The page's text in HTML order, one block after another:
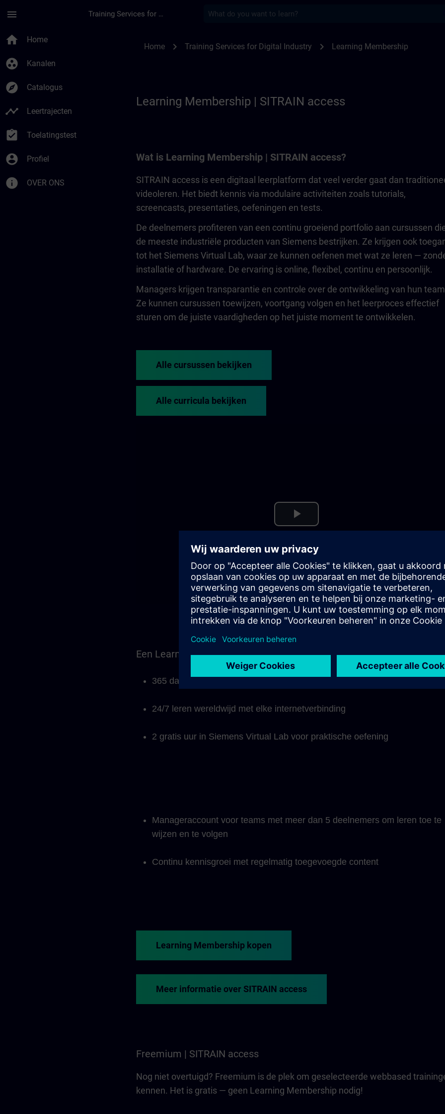
menu Training Services for Digital Industries
home Home
group_work Kanalen
explore Catalogus
timeline Leertrajecten
assignment_turned_in Toelatingstest
account_circle Profiel
info OVER ONS
Home chevron_right Training Services for Digital Industry chevron_right Learning Membership
Learning Membership | SITRAIN access
Wat is Learning Membership | SITRAIN access?
SITRAIN access is een digitaal leerplatform dat veel verder gaat dan
videoleren. Het biedt kennis via modulaire activiteiten zoals tutorials,
screencasts, presentaties, oefeningen en tests.
De deelnemers profiteren van een continu groeiend portfolio aan cursussen
de meeste industriële producten van Siemens bestrijken. Ze krijgen ook
tot het Siemens Virtual Lab, waar ze kunnen oefenen met wat ze leren —
installatie of hardware. De ervaring is online, flexibel, continu en persoonlijk.
Managers krijgen transparantie en controle over de ontwikkeling van hun
Ze kunnen cursussen toewijzen, voortgang volgen en het leerproces effectief
sturen om de juiste vaardigheden op het juiste moment te ontwikkelen.
Alle cursussen bekijken
Alle curricula bekijken
Play
Video
Een Learning Membership-abonnement omvat:
365 dagen onbeperkte toegang tot alle cursussen en leertrajecten
24/7 leren wereldwijd met elke internetverbinding
2 gratis uur in Siemens Virtual Lab voor praktische oefening
Manageraccount voor teams met meer dan 5 deelnemers om leren toe te
wijzen en te volgen
Continu kennisgroei met regelmatig toegevoegde content
Learning Membership kopen
Meer informatie over SITRAIN access
Freemium | SITRAIN access
Nog niet overtuigd? Freemium is de plek om geselecteerde webbased
kennen. Het is gratis — geen Learning Membership nodig!